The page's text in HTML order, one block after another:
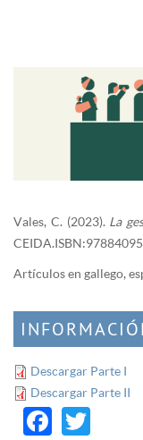
Vales, C. (2023). La
CEIDA. ISBN:
Artículos en gallego,
Descargar Parte I
Descargar Parte II